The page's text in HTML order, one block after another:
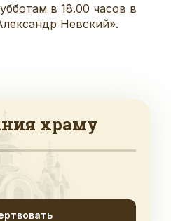
в 18.00 часов в
Невский».
храму